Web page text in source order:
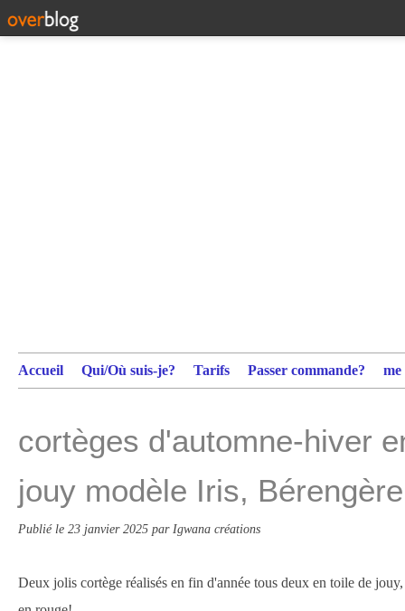
Accueil Qui/Où suis-je? Tarifs Passer commande?
cortèges d'automne-hiver
jouy modèle Iris,
Publié le 23 janvier 2025 par Igwana créations
Deux jolis cortège réalisés en fin d'année tous deux en toile de